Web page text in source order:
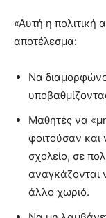
«Αυτή η πολιτική
αποτέλεσμα:
Να
Μαθητές να
φοιτούσαν
σχολείο, σε
αναγκάζονται
άλλο χωριό.